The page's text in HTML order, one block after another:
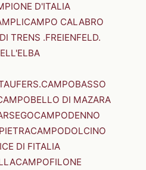
D'ITALIA
CAMPO CALABRO
TRENS .FREIENFELD.
CAMPOBASSO
DI MAZARA
CAMPODENNO
CAMPODOLCINO
DI FITALIA
CAMPOFILONE